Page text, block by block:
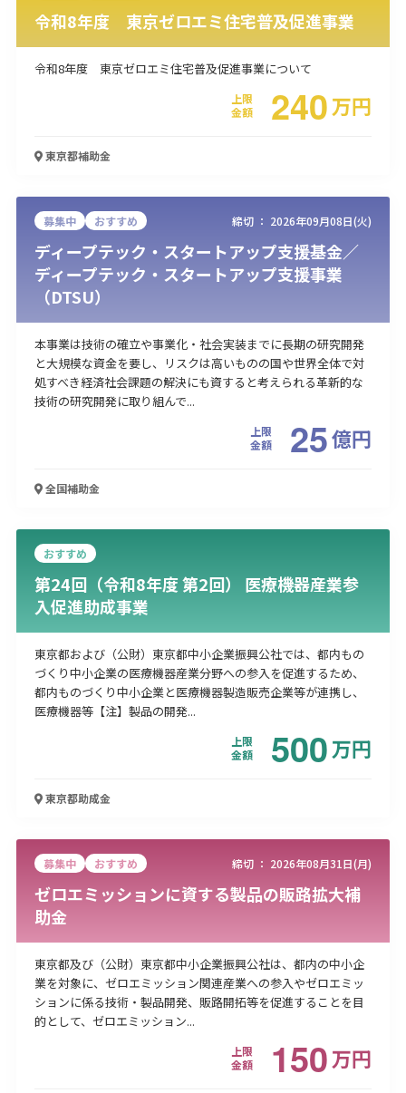
受付中のみ
令和8年度 東京ゼロエミ住宅普及促進事業
令和8年度 東京ゼロエミ住宅普及促進事業について
上限
金額
240万円
東京都補助金
募集中 おすすめ 締切 ： 2026年09月08日(火)
ディープテック・スタートアップ支援基金／
ディープテック・スタートアップ支援事業
（DTSU）
本事業は技術の確立や事業化・社会実装までに長期の研究開発
と大規模な資金を要し、リスクは高いものの国や世界全体で対
処すべき経済社会課題の解決にも資すると考えられる革新的な
技術の研究開発に取り組んで...
上限
金額
25億円
全国補助金
おすすめ
第24回（令和8年度 第2回） 医療機器産業参
入促進助成事業
東京都および（公財）東京都中小企業振興公社では、都内もの
づくり中小企業の医療機器産業分野への参入を促進するため、
都内ものづくり中小企業と医療機器製造販売企業等が連携し、
医療機器等【注】製品の開発...
上限
金額
500万円
東京都助成金
募集中 おすすめ 締切 ： 2026年08月31日(月)
ゼロエミッションに資する製品の販路拡大補
助金
東京都及び（公財）東京都中小企業振興公社は、都内の中小企
業を対象に、ゼロエミッション関連産業への参入やゼロエミッ
ションに係る技術・製品開発、販路開拓等を促進することを目
的として、ゼロエミッション...
上限
金額
150万円